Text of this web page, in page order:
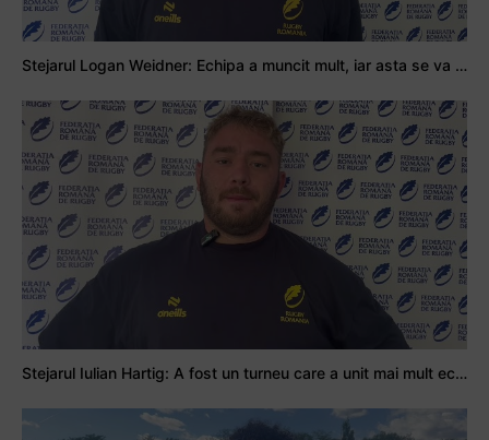
Stejarul Logan Weidner: Echipa a muncit mult, iar asta se va vedea în meciurile de la Nations Cup
Stejarul Iulian Hartig: A fost un turneu care a unit mai mult echipa